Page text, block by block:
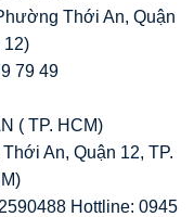
Thới An, Quận
12)
79 49
( TP. HCM)
An, Quận 12, TP.
Hottline: 0945